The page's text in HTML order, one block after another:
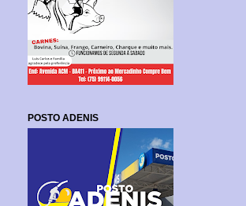
POSTO ADENIS